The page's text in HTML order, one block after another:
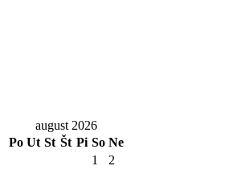
august 2026
Po Ut St Št Pi So Ne
1
2